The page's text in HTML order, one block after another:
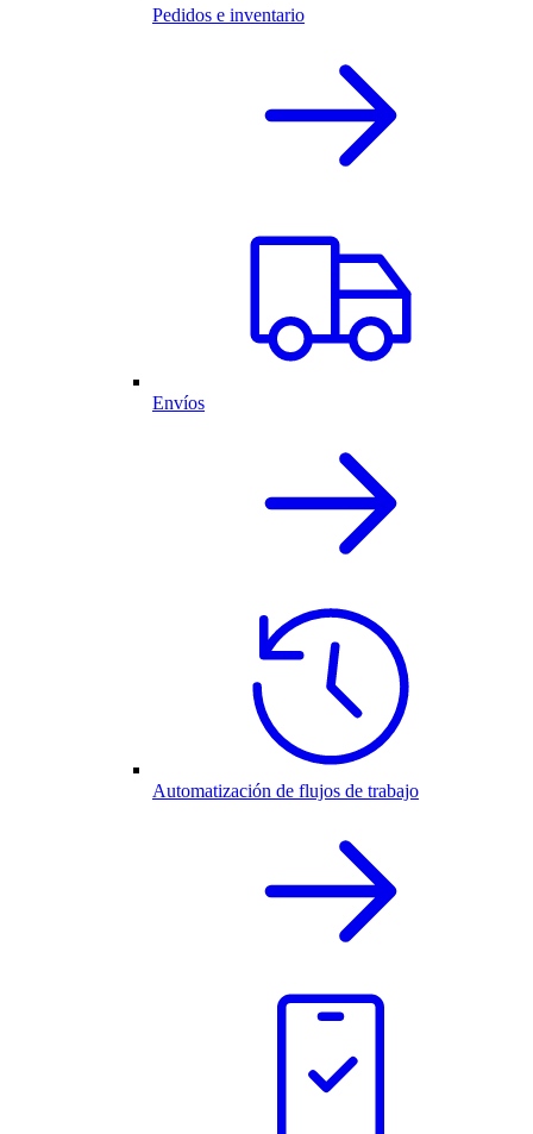
Pedidos e inventario
Envíos
Automatización de flujos de trabajo